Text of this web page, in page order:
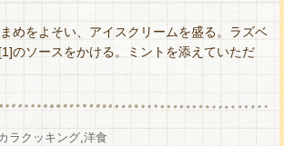
めをよそい、アイスクリームを盛る。ラズベ
のソースをかける。ミントを添えていただ
ラクッキング,洋食